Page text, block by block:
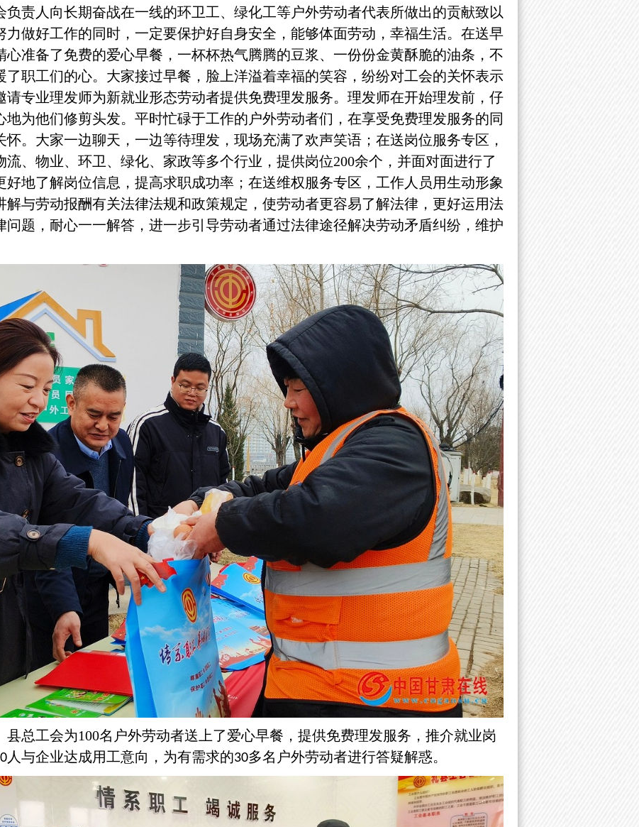
负责人 向长期奋战在一线的环卫工、绿化工等户外劳动者代表所做出的贡献致以
力做好工作的同时，一定要保护好自身安全，能够体面劳动，幸福生活。在送早
准备了免费的爱心早餐，一杯杯热气腾腾的豆浆、一份份金黄酥脆的油条，不
了职工们的心。大家接过早餐，脸上洋溢着幸福的笑容，纷纷对工会的关怀表示
请专业理发师为新就业形态劳动者提供免费理发服务。理发师在开始理发前，仔
为他们修剪头发。平时忙碌于工作的户外劳动者们，在享受免费理发服务的同
怀。大家一边聊天，一边等待理发，现场充满了欢声笑语；在送岗位服务专区，
、物业、环卫、绿化、家政等多个行业，提供岗位200余个，并面对面进行了
地了解岗位信息，提高求职成功率；在送维权服务专区，工作人员用生动形象
解与劳动报酬有关法律法规和政策规定，使劳动者更容易了解法律，更好运用法
题，耐心一一解答，进一步引导劳动者通过法律途径解决劳动矛盾纠纷，维护
县总工会为100名户外劳动者送上了爱心早餐，提供免费理发服务，推介就业岗
人与企业达成用工意向，为有需求的30多名户外劳动者进行答疑解惑。